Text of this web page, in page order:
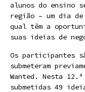
alunos do ensino
região – um dia
qual têm a
suas ideias de
Os participantes
submeteram
Wanted. Nesta
submetidas 49